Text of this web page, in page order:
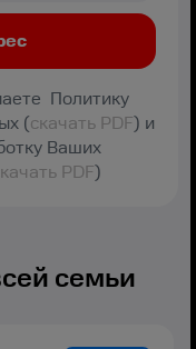
Политику
(скачать PDF) и
Ваших
PDF)
семьи